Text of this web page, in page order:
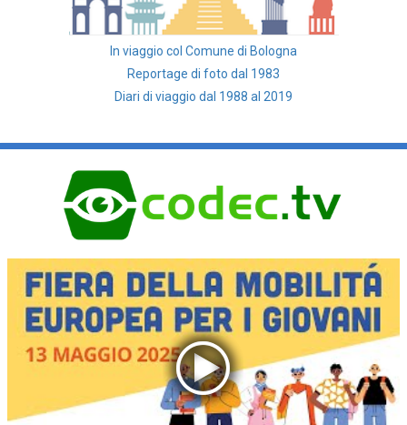
In viaggio col Comune di Bologna
Reportage di foto dal 1983
Diari di viaggio dal 1988 al 2019